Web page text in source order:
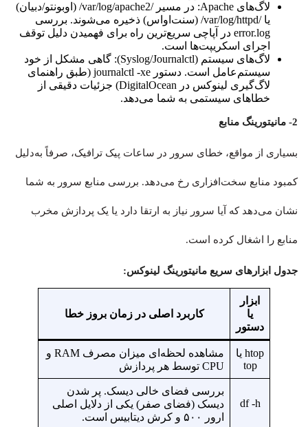
لاگ‌های Apache: در مسیر /var/log/apache2/ (اوبونتو/دبیان)
یا /var/log/httpd/ (سنت‌او‌اس) ذخیره می‌شوند. بررسی
error.log در آپاچی سریع‌ترین راه برای فهمیدن دلیل توقف
اجرای اسکریپت‌ها است.
لاگ‌های سیستم (Syslog/Journalctl): گاهی مشکل از خود
سیستم‌عامل است. دستور journalctl -xe (طبق راهنمای
لاگ‌گیری لینوکس در DigitalOcean) جزئیات دقیقی از
خطاهای سیستمی به شما می‌دهد.
2- مانیتورینگ منابع
بسیاری از مواقع، خطای سرور در ساعات پیک ترافیک، صرفاً به‌دلیل
کمبود منابع سخت‌افزاری رخ می‌دهد. بررسی منابع سرور به شما
نشان می‌دهد که آیا سرور نیاز به ارتقا دارد یا یک پردازش مخرب
منابع را اشغال کرده است.
جدول ابزارهای سریع مانیتورینگ لینوکس:
ابزار
یا
دستور
کاربرد اصلی در زمان بروز خطا
htop یا
top
مشاهده لحظه‌ای میزان مصرف RAM و
CPU توسط هر پردازش
df -h
بررسی فضای خالی دیسک. پر شدن
دیسک (فضای صفر) یکی از دلایل اصلی
ارور ۵۰۰ و کرش دیتابیس است.